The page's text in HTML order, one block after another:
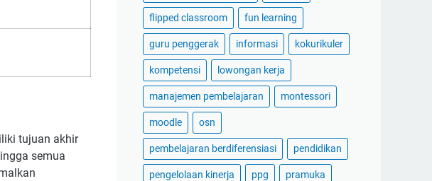
tujuan akhir
semua
flipped classroom fun learning
guru penggerak informasi kokurikuler
kompetensi lowongan kerja
manajemen pembelajaran montessori
moodle osn
pembelajaran berdiferensiasi pendidikan
pengelolaan kinerja ppg pramuka